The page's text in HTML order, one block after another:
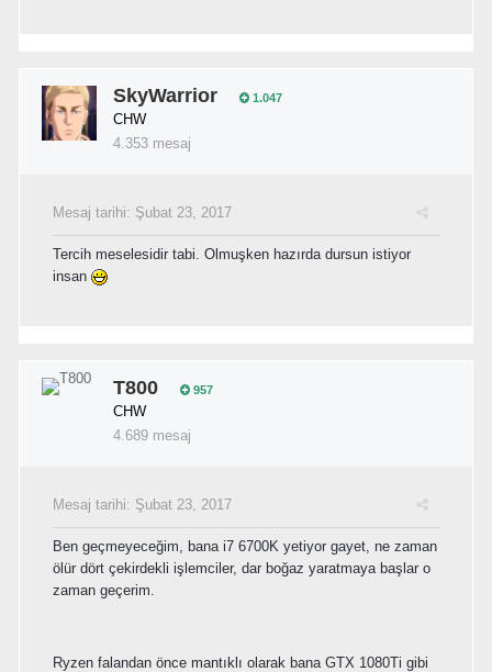
SkyWarrior 1.047
CHW
4.353 mesaj
Mesaj tarihi: Şubat 23, 2017
Tercih meselesidir tabi. Olmuşken hazırda dursun istiyor
insan
T800 957
CHW
4.689 mesaj
Mesaj tarihi: Şubat 23, 2017
Ben geçmeyeceğim, bana i7 6700K yetiyor gayet, ne zaman
ölür dört çekirdekli işlemciler, dar boğaz yaratmaya başlar o
zaman geçerim.
Ryzen falandan önce mantıklı olarak bana GTX 1080Ti gibi